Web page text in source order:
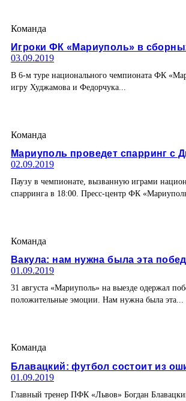
Команда
Игроки ФК «Мариуполь» в
03.09.2019
В 6-м туре национального чемпионата ФК
игру Худжамова и Федорчука...
Команда
Мариуполь проведет спарринг с
02.09.2019
Паузу в чемпионате, вызванную играми
спарринга в 18:00. Пресс-центр ФК
Команда
Вакула: нам нужна была эта
01.09.2019
31 августа «Мариуполь» на выезде одержал
положительные эмоции. Нам нужна была эта...
Команда
Блавацкий: футбол состоит из
01.09.2019
Главный тренер ПФК «Львов» Богдан